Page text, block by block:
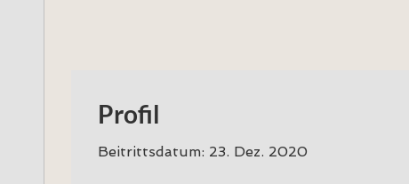
Profil
Beitrittsdatum: 23. Dez. 2020